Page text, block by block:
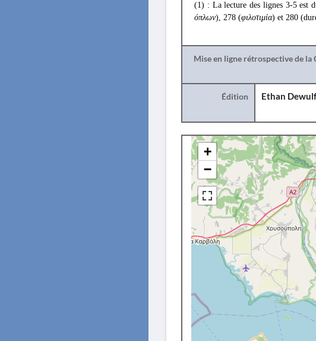
(1) : La lecture des lignes 3-5 est
όπλων), 278 (φιλοτιμία) et 280
Mise en ligne rétrospective de
Édition Ethan Dewulf
+
−